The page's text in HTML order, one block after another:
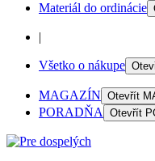
Materiál do ordinácie
|
Všetko o nákupe
MAGAZÍN Otevřít
PORADŇA Otevřít